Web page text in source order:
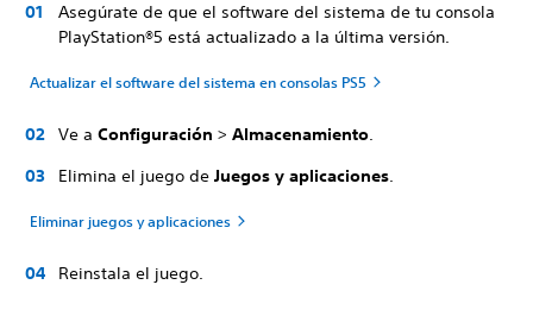
Asegúrate de que el software del sistema de tu consola
PlayStation®5 está actualizado a la última versión.
Actualizar el software del sistema en consolas PS5
Ve a Configuración > Almacenamiento.
Elimina el juego de Juegos y aplicaciones.
Eliminar juegos y aplicaciones
Reinstala el juego.